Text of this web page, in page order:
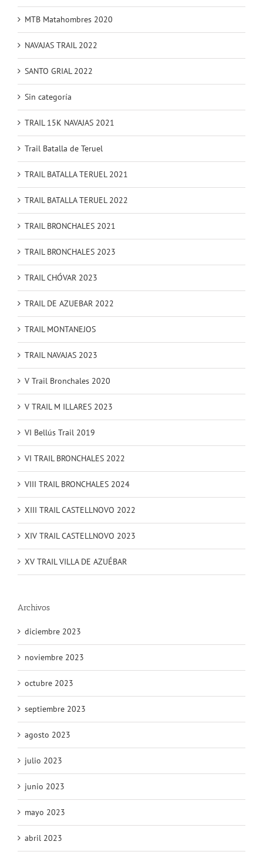
MTB Matahombres 2020
NAVAJAS TRAIL 2022
SANTO GRIAL 2022
Sin categoría
TRAIL 15K NAVAJAS 2021
Trail Batalla de Teruel
TRAIL BATALLA TERUEL 2021
TRAIL BATALLA TERUEL 2022
TRAIL BRONCHALES 2021
TRAIL BRONCHALES 2023
TRAIL CHÓVAR 2023
TRAIL DE AZUEBAR 2022
TRAIL MONTANEJOS
TRAIL NAVAJAS 2023
V Trail Bronchales 2020
V TRAIL M ILLARES 2023
VI Bellús Trail 2019
VI TRAIL BRONCHALES 2022
VIII TRAIL BRONCHALES 2024
XIII TRAIL CASTELLNOVO 2022
XIV TRAIL CASTELLNOVO 2023
XV TRAIL VILLA DE AZUÉBAR
Archivos
diciembre 2023
noviembre 2023
octubre 2023
septiembre 2023
agosto 2023
julio 2023
junio 2023
mayo 2023
abril 2023